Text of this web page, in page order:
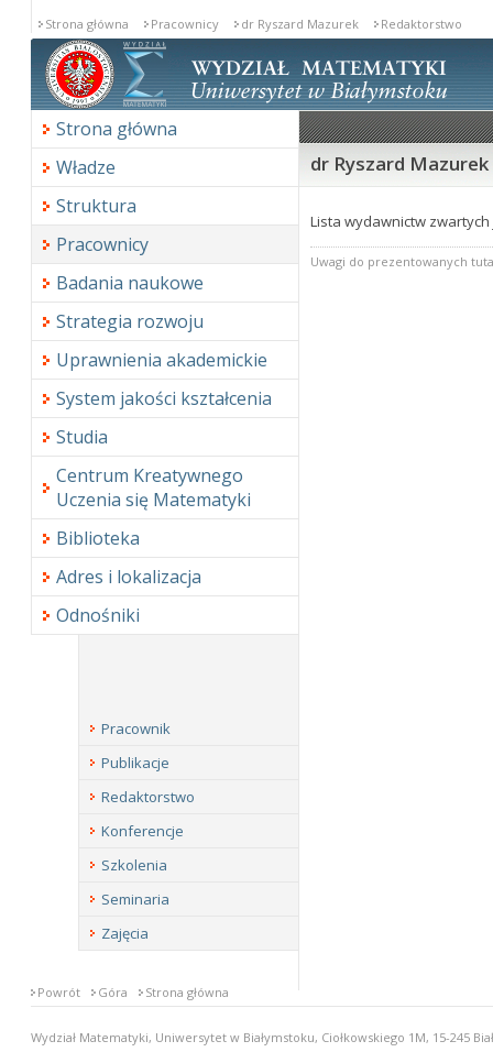
Strona główna Pracownicy dr Ryszard Mazurek Redaktorstwo
Strona główna
Władze
Struktura
Pracownicy
Badania naukowe
Strategia rozwoju
Uprawnienia akademickie
System jakości kształcenia
Studia
Centrum Kreatywnego
Uczenia się Matematyki
Biblioteka
Adres i lokalizacja
Odnośniki
dr Ryszard
Lista wydawnictw
Uwagi do prezentowanych
Pracownik
Publikacje
Redaktorstwo
Konferencje
Szkolenia
Seminaria
Zajęcia
Powrót Góra Strona główna
Wydział Matematyki, Uniwersytet w Białymstoku, Ciołkowskiego 1M, 15-245